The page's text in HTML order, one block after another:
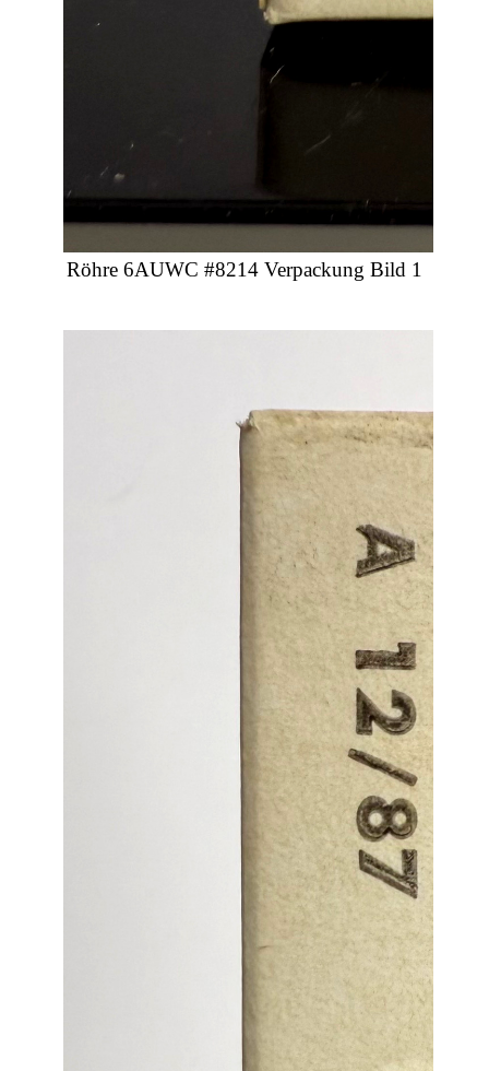
Röhre 6AUWC #8214 Verpackung Bild 1